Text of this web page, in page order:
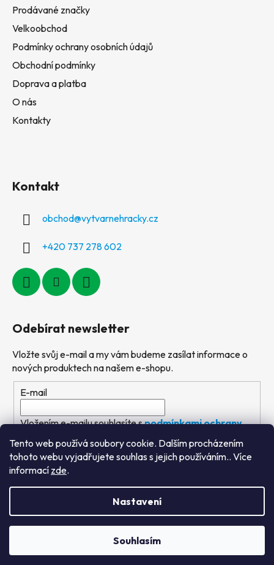
Tento web používá soubory cookie. Dalším procházením
tohoto webu vyjadřujete souhlas s jejich používáním.. Více
informací zde.
Nastavení
Souhlasím
Prodávané značky
Velkoobchod
Podmínky ochrany osobních údajů
Obchodní podmínky
Doprava a platba
O nás
Kontakty
Kontakt
obchod@vytvarnehracky.cz
+420 737 278 602
Odebírat newsletter
Vložte svůj e-mail a my vám budeme zasílat informace o
nových produktech na našem e-shopu.
E-mail
Vložením e-mailu souhlasíte spodmínkami ochrany
osobních údajů
PŘIHLÁSIT SE
Výtvarné hračky
vyhrazena.